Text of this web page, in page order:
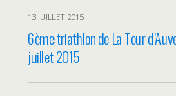
13 JUILLET 2015
6ème triathlon de La Tour
juillet 2015